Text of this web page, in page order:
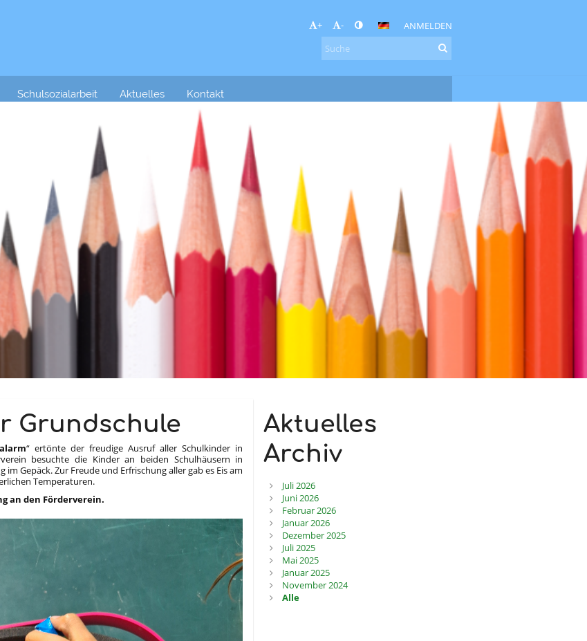
+ - ANMELDEN
Schulsozialarbeit Aktuelles Kontakt
Grundschule
“ ertönte der freudige Ausruf aller Schulkinder in
besuchte die Kinder an beiden Schulhäusern in
Gepäck. Zur Freude und Erfrischung aller gab es Eis am
Temperaturen.
an den Förderverein.
Aktuelles
Archiv
Juli 2026
Juni 2026
Februar 2026
Januar 2026
Dezember 2025
Juli 2025
Mai 2025
Januar 2025
November 2024
Alle